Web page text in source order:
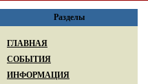
Разделы
ГЛАВНАЯ
СОБЫТИЯ
ИНФОРМАЦИЯ